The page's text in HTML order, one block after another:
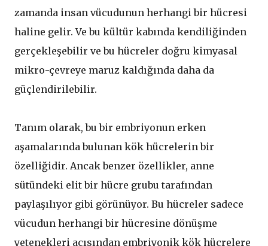
zamanda insan vücudunun herhangi bir hücresi
haline gelir. Ve bu kültür kabında kendiliğinden
gerçekleşebilir ve bu hücreler doğru kimyasal
mikro-çevreye maruz kaldığında daha da
güçlendirilebilir.
Tanım olarak, bu bir embriyonun erken
aşamalarında bulunan kök hücrelerin bir
özelliğidir. Ancak benzer özellikler, anne
sütündeki elit bir hücre grubu tarafından
paylaşılıyor gibi görünüyor. Bu hücreler sadece
vücudun herhangi bir hücresine dönüşme
yetenekleri açısından embriyonik kök hücrelere